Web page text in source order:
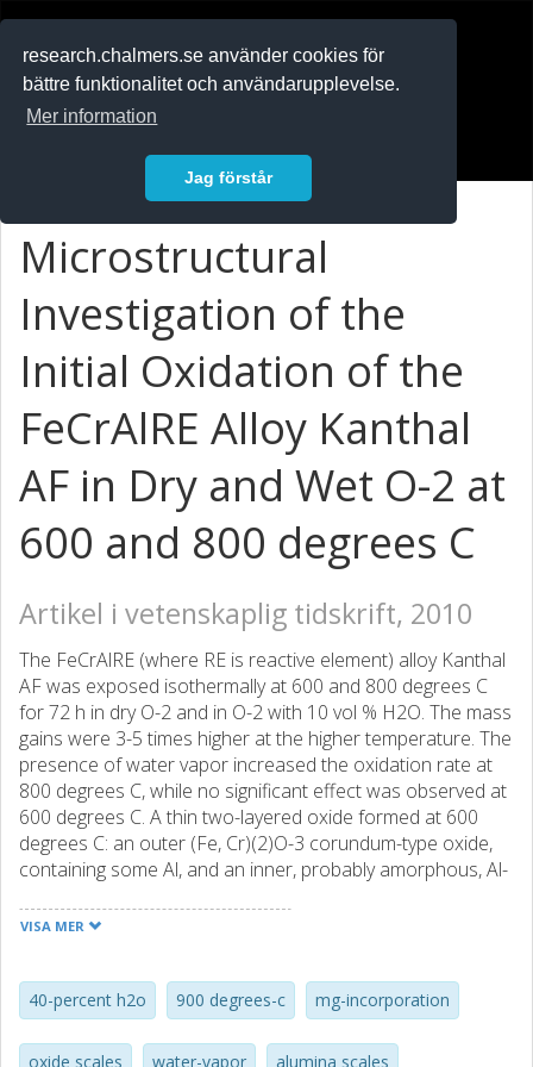
research.chalmers.se använder cookies för
bättre funktionalitet och användarupplevelse.
Mer information
Jag förstår
Microstructural
Investigation of the
Initial Oxidation of the
FeCrAlRE Alloy Kanthal
AF in Dry and Wet O-2 at
600 and 800 degrees C
Artikel i vetenskaplig tidskrift, 2010
The FeCrAlRE (where RE is reactive element) alloy Kanthal
AF was exposed isothermally at 600 and 800 degrees C
for 72 h in dry O-2 and in O-2 with 10 vol % H2O. The mass
gains were 3-5 times higher at the higher temperature. The
presence of water vapor increased the oxidation rate at
800 degrees C, while no significant effect was observed at
600 degrees C. A thin two-layered oxide formed at 600
degrees C: an outer (Fe, Cr)(2)O-3 corundum-type oxide,
containing some Al, and an inner, probably amorphous, Al-
both environments. The inner layer consisted of inward
Al2O3 after 72 h. Water vapor stabilized the outward
grown gamma-Al2O3 and hence no transformation
occurred after 72 h in humid environment. RE-rich oxide
VISA MER
40-percent h2o 900 degrees-c mg-incorporation
oxide scales water-vapor alumina scales